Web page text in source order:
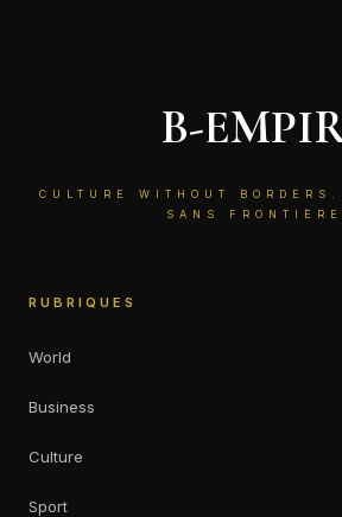
B-
CULTURE WITHOUT
SANS
RUBRIQUES
World
Business
Culture
Sport